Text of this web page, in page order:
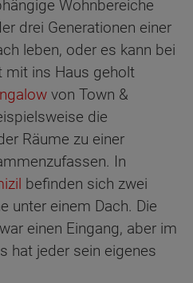
Wohnbereiche
drei Generationen einer
leben, oder es kann bei
mit ins Haus geholt
von Town &
die
Räume zu einer
In
befinden sich zwei
unter einem Dach. Die
einen Eingang, aber im
hat jeder sein eigenes